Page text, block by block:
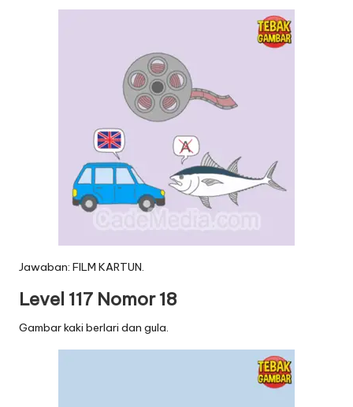
Jawaban: FILM KARTUN.
Level 117 Nomor 18
Gambar kaki berlari dan gula.